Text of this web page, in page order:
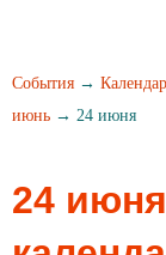
События →
июнь → 24 июня
24